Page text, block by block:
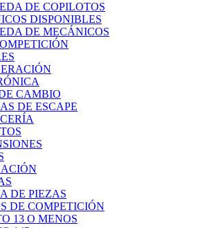
DE COPILOTOS
DISPONIBLES
DE MECÁNICOS
CAMBIO
DE ESCAPE
DE PIEZAS
DE COMPETICIÓN
13 O MENOS